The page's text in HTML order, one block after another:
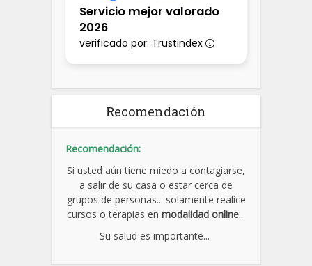
Servicio mejor valorado
2026
verificado por: Trustindex
Recomendación
Recomendación:
Si usted aún tiene miedo a contagiarse,
a salir de su casa o estar cerca de
grupos de personas... solamente realice
cursos o terapias en modalidad online...
Su salud es importante...